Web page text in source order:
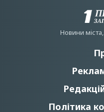
Новини
Політика